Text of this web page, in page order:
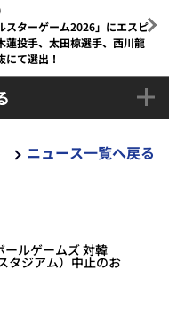
スターゲーム2026」にエスピ
蓮投手、太田椋選手、西川龍
にて選出！
ニュース一覧へ戻る
ルゲームズ 対韓
タジアム）中止のお